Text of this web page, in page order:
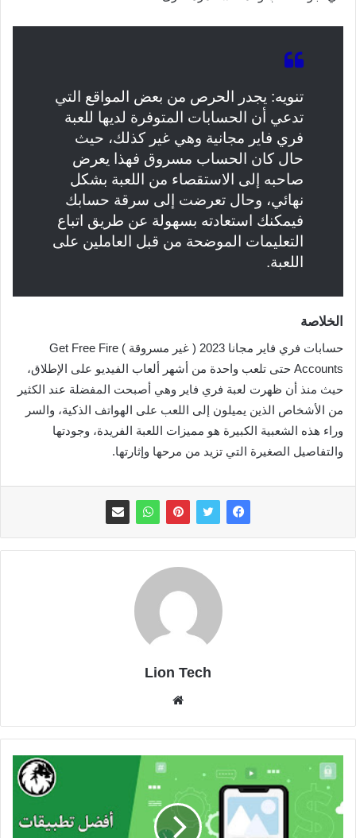
تنويه: يجدر الحرص من بعض المواقع التي
تدعي أن الحسابات المتوفرة لديها للعبة
فري فاير مجانية وهي غير كذلك، حيث
حال كان الحساب مسروق فهذا يعرض
صاحبه إلى الاستقصاء من اللعبة بشكل
نهائي، وحال تعرضت إلى سرقة حسابك
فيمكنك استعادته بسهولة عن طريق اتباع
التعليمات الموضحة من قبل العاملين على
اللعبة.
الخلاصة
حسابات فري فاير مجانا 2023 ( غير مسروقة ) Get Free Fire
Accounts حتى تلعب واحدة من أشهر ألعاب الفيديو على الإطلاق،
حيث منذ أن ظهرت لعبة فري فاير وهي أصبحت المفضلة عند الكثير
من الأشخاص الذين يميلون إلى اللعب على الهواتف الذكية، والسر
وراء هذه الشعبية الكبيرة هو مميزات اللعبة الفريدة، وجودتها
والتفاصيل الصغيرة التي تزيد من مرحها وإثارتها.
Lion Tech